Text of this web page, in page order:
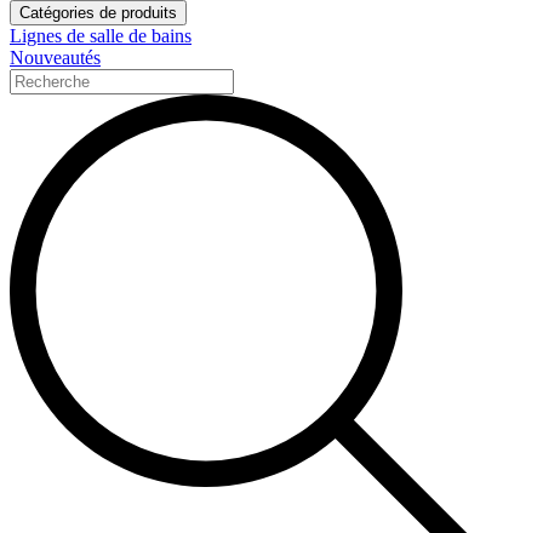
Catégories de produits
Lignes de salle de bains
Nouveautés